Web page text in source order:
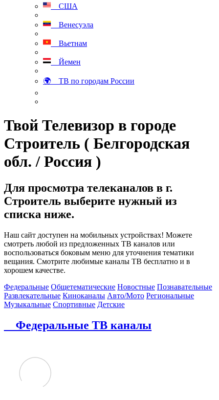
США
Венесуэла
Вьетнам
Йемен
🌍 ТВ по городам России
Твой Телевизор в городе
Строитель ( Белгородская
обл. / Россия )
Для просмотра телеканалов в г.
Строитель выберите нужный из
списка ниже.
Наш сайт доступен на мобильных устройствах! Можете
смотреть любой из предложенных ТВ каналов или
воспользоваться боковым меню для уточнения тематики
вещания. Смотрите любимые каналы ТВ бесплатно и в
хорошем качестве.
Федеральные Общетематические Новостные Познавательные
Развлекательные Киноканалы Авто/Мото Региональные
Музыкальные Спортивные Детские
Федеральные ТВ каналы